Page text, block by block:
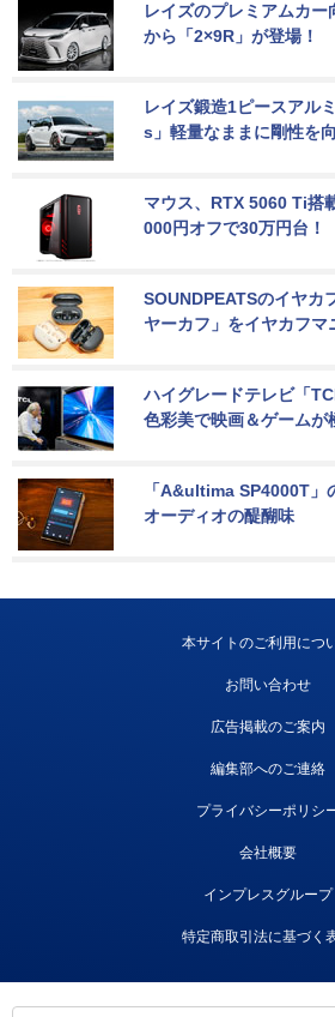
レイズのプレミアムカ
から「2×9R」が登場！
レイズ鍛造1ピースアル
s」軽量なままに剛性を
マウス、RTX 5060 Ti搭
000円オフで30万円台！
SOUNDPEATSのイヤカ
ヤーカフ」をイヤカフマ
ハイグレードテレビ「
色彩美で映画＆ゲームが
「A&ultima SP4000T」
オーディオの醍醐味
本サイトのご利用につ
お問い合わせ
広告掲載のご案内
編集部へのご連絡
プライバシーポリシ
会社概要
インプレスグループ
特定商取引法に基づく